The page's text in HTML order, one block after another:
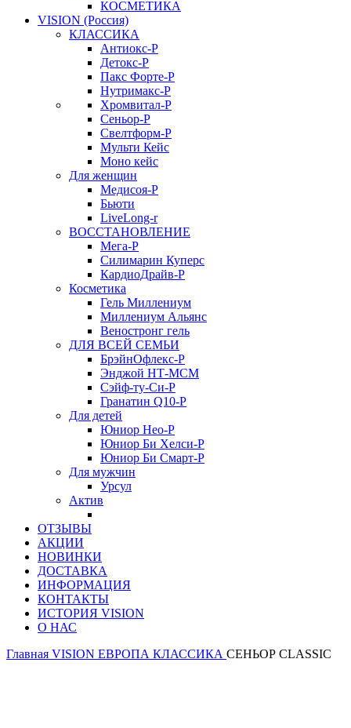
КОСМЕТИКА
VISION (Россия)
КЛАССИКА
Антиокс-Р
Детокс-Р
Пакс Форте-Р
Нутримакс-Р
Хромвитал-Р
Сеньор-Р
Свелтформ-Р
Мульти Кейс
Моно кейс
Для женщин
Медисоя-Р
Бьюти
LiveLong-r
ВОССТАНОВЛЕНИЕ
Мега-Р
Силимарин Куперс
КардиоДрайв-Р
Косметика
Гель Миллениум
Миллениум Альянс
Веностронг гель
ДЛЯ ВСЕЙ СЕМЬИ
БрэйнОфлекс-Р
Энджой НТ-МСМ
Сэйф-ту-Си-Р
Гранатин Q10-Р
Для детей
Юниор Нео-Р
Юниор Би Хелси-Р
Юниор Би Смарт-Р
Для мужчин
Урсул
Актив
ОТЗЫВЫ
АКЦИИ
НОВИНКИ
ДОСТАВКА
ИНФОРМАЦИЯ
КОНТАКТЫ
ИСТОРИЯ VISION
О НАС
Главная VISION ЕВРОПА КЛАССИКА СЕНЬОР CLASSIC